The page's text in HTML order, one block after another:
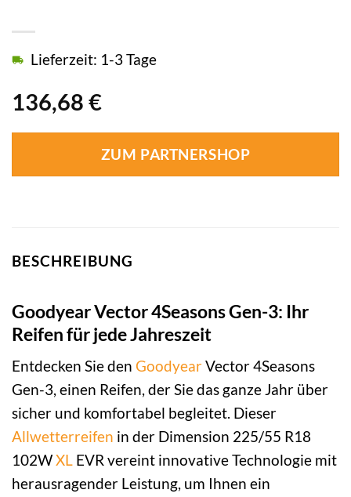
136,68 €
Lieferzeit: 1-3 Tage
ZUM PARTNERSHOP
BESCHREIBUNG
Goodyear Vector 4Seasons Gen-3: Ihr
Reifen für jede Jahreszeit
Entdecken Sie den GoodyearVector 4Seasons
Gen-3, einen Reifen, der Sie das ganze Jahr über
sicher und komfortabel begleitet. Dieser
Allwetterreifen in der Dimension 225/55 R18
102WXL EVR vereint innovative Technologie mit
herausragender Leistung, um Ihnen ein